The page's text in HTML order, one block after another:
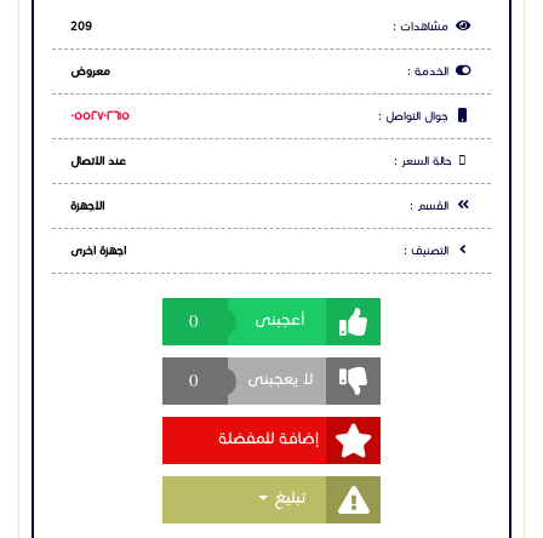
مشاهدات : 209
الخدمة : معروض
جوال التواصل : ٠٥٥٢٧٠٢٦١٥
حالة السعر : عند الاتصال
القسم : الاجهزة
التصنيف : اجهزة اخرى
أعجبنى 0
لا يعجبنى 0
إضافة للمفضلة
تبليغ Toggle Dropdown